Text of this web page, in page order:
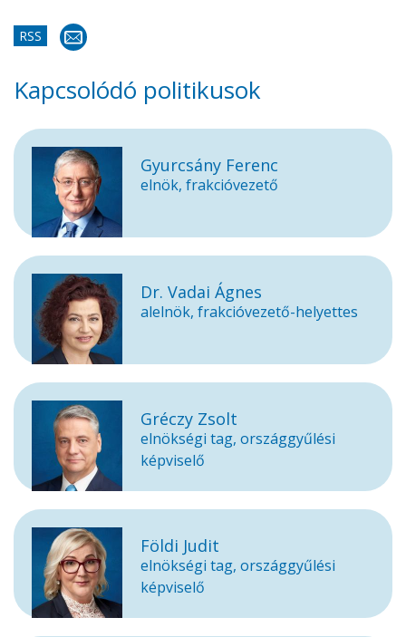
RSS
Kapcsolódó politikusok
Gyurcsány Ferenc
elnök, frakcióvezető
Dr. Vadai Ágnes
alelnök, frakcióvezető-helyettes
Gréczy Zsolt
elnökségi tag, országgyűlési
képviselő
Földi Judit
elnökségi tag, országgyűlési
képviselő